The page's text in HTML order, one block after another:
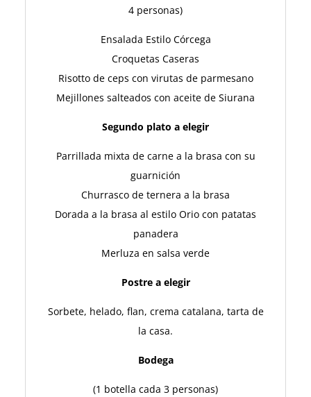
4 personas)
Ensalada Estilo Córcega
Croquetas Caseras
Risotto de ceps con virutas de parmesano
Mejillones salteados con aceite de Siurana
Segundo plato a elegir
Parrillada mixta de carne a la brasa con su
guarnición
Churrasco de ternera a la brasa
Dorada a la brasa al estilo Orio con patatas
panadera
Merluza en salsa verde
Postre a elegir
Sorbete, helado, flan, crema catalana, tarta de
la casa.
Bodega
(1 botella cada 3 personas)